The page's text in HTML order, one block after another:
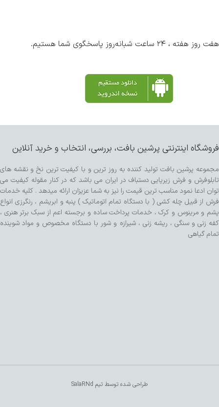
هفت روز هفته ، ۲۴ ساعت شبانه‌روز پاسخگوی شما هستیم.
فروشگاه اینترنتی پرشین بافت، بررسی، انتخاب و خرید آنلاین
مجموعه پرشین بافت تولید کننده به روز ترین و با کیفیت ترین نخ و نقشه های
تابلوفرش و فرش زیرپایی دستباف در ایران می باشد که در کنار مقوله کیفیت می
توان ادعا نمود مناسب ترین قیمت را نیز به شما عزیزان ارائه میدهد . کلیه خدمات
فرش از قبیل چله کشی ( با دستگاه تمام اتوماتیک ) پنبه و ابریشم ، رنگرزی انواع
پشم و مرینوس و کرک ، خدمات پرداخت ساده و برجسته اعم از سبک برتر هنری ،
کفه زنی و سنگی ، ریشه زنی ، شیرازه و شور با دستگاه مخصوص و مواد شوینده
تمام گیاهی
طراحی شده توسط تیم SalaRNd